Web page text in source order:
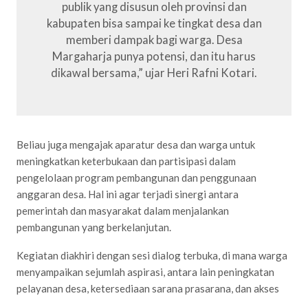
publik yang disusun oleh provinsi dan
kabupaten bisa sampai ke tingkat desa dan
memberi dampak bagi warga. Desa
Margaharja punya potensi, dan itu harus
dikawal bersama,” ujar Heri Rafni Kotari.
Beliau juga mengajak aparatur desa dan warga untuk
meningkatkan keterbukaan dan partisipasi dalam
pengelolaan program pembangunan dan penggunaan
anggaran desa. Hal ini agar terjadi sinergi antara
pemerintah dan masyarakat dalam menjalankan
pembangunan yang berkelanjutan.
Kegiatan diakhiri dengan sesi dialog terbuka, di mana warga
menyampaikan sejumlah aspirasi, antara lain peningkatan
pelayanan desa, ketersediaan sarana prasarana, dan akses